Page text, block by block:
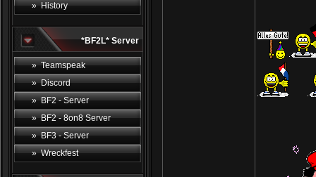
» History
*BF2L* Server
» Teamspeak
» Discord
» BF2 - Server
» BF2 - 8on8 Server
» BF3 - Server
» Wreckfest